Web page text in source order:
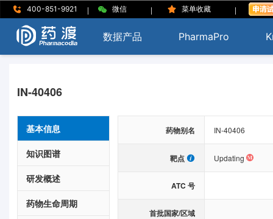
400-851-9921 | 微信 | 菜单收藏 |
数据产品 PharmaPro
IN-40406
基本信息
知识图谱
研发概述
药物生命周期
药物别名 IN-40406
靶点 Updating
ATC 号
首批国家/区域